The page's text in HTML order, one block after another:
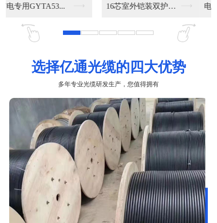
选择亿通光缆的四大优势
多年专业光缆研发生产，您值得拥有